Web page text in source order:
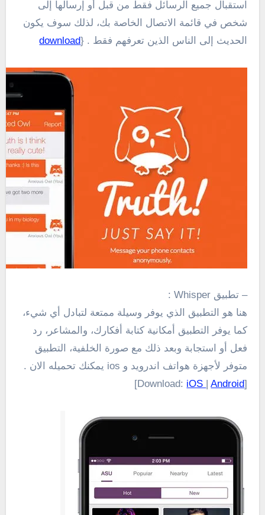
استقبال جميع الرسائل فقط من قبل
أو إرسالها إلى
شخص في قائمة الاتصال الخاصة بك، لذلك سوف يكون
الحديث
إلى الناس الذين تعرفهم فقط . {download
– تطبيق Whisper :
هنا هو التطبيق الذي يوفر وسيلة ممتعة لتبادل أي شيء،
كما يوفر التطبيق أمكانية كتابة أفكارك، والمشاعر ، رد
فعل
أو استجابة وبعد ذلك مع صورة
الخلفية، التطبيق
متوفر لأجهزة هواتف اندرويد و ios يمكنك تحميله الان .
[Download:
iOS |Android
]